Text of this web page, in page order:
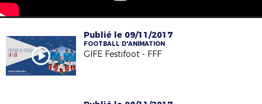
Publié le 09/11/2017
FOOTBALL D'ANIMATION
GIFE Festifoot - FFF